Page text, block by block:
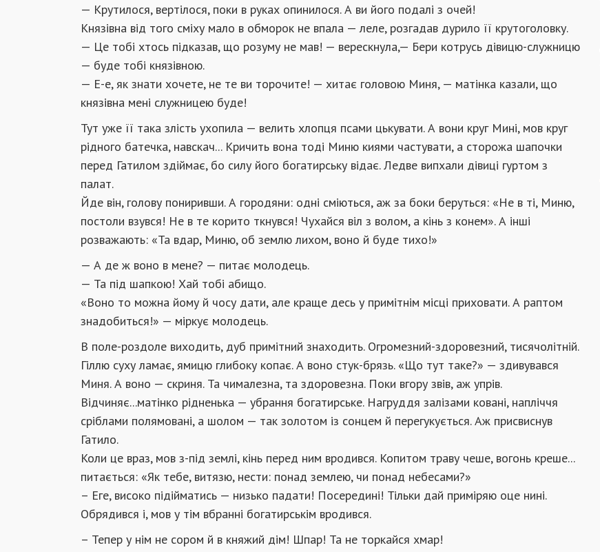
— Крутилося, вертілося, поки в руках опинилося. А ви його подалі з очей!
Князівна від того сміху мало в обморок не впала — леле, розгадав дурило її крутоголовку.
— Це тобі хтось підказав, що розуму не мав! — верескнула,— Бери котрусь дівицю-служницю
— буде тобі князівною.
— Е-е, як знати хочете, не те ви торочите! — хитає головою Миня, — матінка казали, що
князівна мені служницею буде!
Тут уже її така злість ухопила — велить хлопця псами цькувати. А вони круг Мині, мов круг
рідного батечка, навскач... Кричить вона тоді Миню киями частувати, а сторожа шапочки
перед Гатилом здіймає, бо силу його богатирську відає. Ледве випхали дівиці гуртом з
палат.
Йде він, голову пониривши. А городяни: одні сміються, аж за боки беруться: «Не в ті, Миню,
постоли взувся! Не в те корито ткнувся! Чухайся віл з волом, а кінь з конем». А інші
розважають: «Та вдар, Миню, об землю лихом, воно й буде тихо!»
— А де ж воно в мене? — питає молодець.
— Та під шапкою! Хай тобі абищо.
«Воно то можна йому й чосу дати, але краще десь у примітнім місці приховати. А раптом
знадобиться!» — міркує молодець.
В поле-роздоле виходить, дуб примітний знаходить. Огромезний-здоровезний, тисячолітній.
Гіллю суху ламає, ямицю глибоку копає. А воно стук-брязь. «Що тут таке?» — здивувався
Миня. А воно — скриня. Та чималезна, та здоровезна. Поки вгору звів, аж упрів.
Відчиняє...матінко рідненька — убрання богатирське. Нагруддя залізами ковані, напліччя
сріблами полямовані, а шолом — так золотом із сонцем й перегукується. Аж присвиснув
Гатило.
Коли це враз, мов з-під землі, кінь перед ним вродився. Копитом траву чеше, вогонь креше...
питається: «Як тебе, витязю, нести: понад землею, чи понад небесами?»
– Еге, високо підійматись — низько падати! Посередині! Тільки дай приміряю оце нині.
Обрядився і, мов у тім вбранні богатирськім вродився.
– Тепер у нім не сором й в княжий дім! Шпар! Та не торкайся хмар!